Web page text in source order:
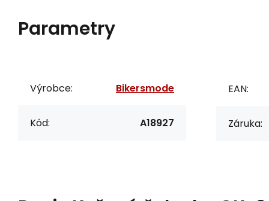
Parametry
Výrobce: Bikersmode
Kód: A18927
EAN:
Záruka: